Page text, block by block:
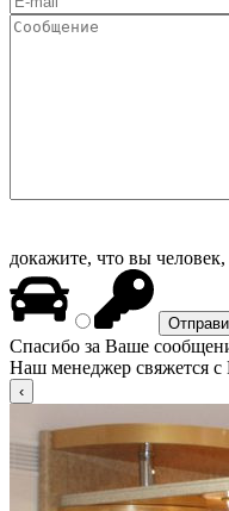
докажите, что вы
Спасибо за Ваше
Наш менеджер свяжется